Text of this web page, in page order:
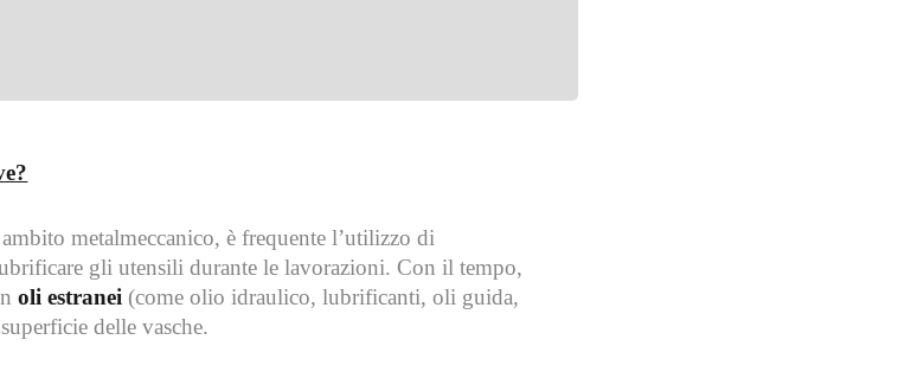
metalmeccanico, è frequente l’utilizzo di
gli utensili durante le lavorazioni. Con il tempo,
oli estranei (come olio idraulico, lubrificanti, oli guida,
delle vasche.